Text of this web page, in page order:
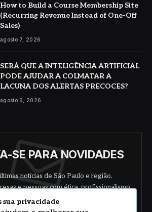
How to Build a Course Membership Site
(Recurring Revenue Instead of One-Off
Sales)
agosto 7, 2026
SERÁ QUE A INTELIGÊNCIA ARTIFICIAL
PODE AJUDAR A COLMATAR A
LACUNA DOS ALERTAS PRECOCES?
agosto 6, 2026
SE PARA NOVIDADES
notícias de São Paulo e região.
e pessoas com ética, profissionalismo
e responsabilidade.
sua privacidade